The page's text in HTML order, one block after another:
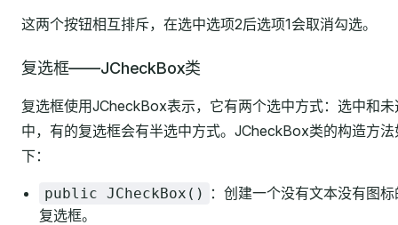
这两个按钮相互排斥，在选中选项2后选项1会取消勾选。
复选框——JCheckBox类
复选框使用JCheckBox表示，它有两个选中方式：选中和未
中，有的复选框会有半选中方式。JCheckBox类的构造方法
下：
public JCheckBox()
：创建一个没有文本没有图标
复选框。